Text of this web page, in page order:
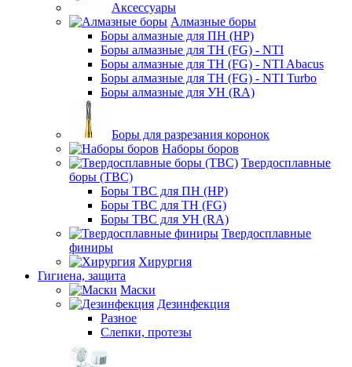
Аксессуары
Алмазные боры
Боры алмазные для ПН (HP)
Боры алмазные для ТН (FG) - NTI
Боры алмазные для ТН (FG) - NTI Abacus
Боры алмазные для ТН (FG) - NTI Turbo
Боры алмазные для УН (RA)
Боры для разрезания коронок
Наборы боров
Твердосплавные
боры (ТВС)
Боры ТВС для ПН (HP)
Боры ТВС для ТН (FG)
Боры ТВС для УН (RA)
Твердосплавные
финиры
Хирургия
Гигиена, защита
Маски
Дезинфекция
Разное
Слепки, протезы